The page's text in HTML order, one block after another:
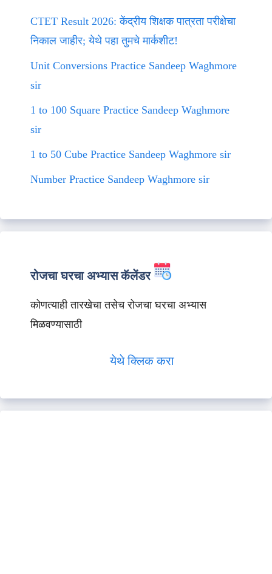
CTET Result 2026: केंद्रीय शिक्षक पात्रता परीक्षेचा
निकाल जाहीर; येथे पहा तुमचे मार्कशीट!
Unit Conversions Practice Sandeep Waghmore
sir
1 to 100 Square Practice Sandeep Waghmore
sir
1 to 50 Cube Practice Sandeep Waghmore sir
Number Practice Sandeep Waghmore sir
रोजचा घरचा अभ्यास कॅलेंडर
कोणत्याही तारखेचा तसेच रोजचा घरचा अभ्यास
मिळवण्यासाठी
येथे क्लिक करा